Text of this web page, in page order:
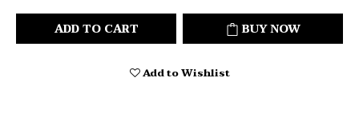
ADD TO CART BUY NOW
Add to Wishlist